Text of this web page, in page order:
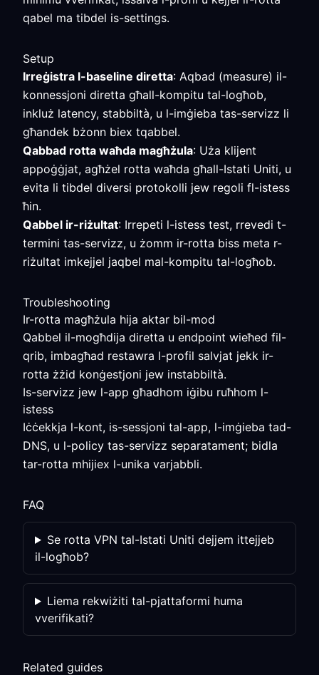
qabel ma tibdel is-settings.
Setup
Irreġistra l-baseline diretta: Aqbad (measure) il-
konnessjoni diretta għall-kompitu tal-logħob,
inkluż latency, stabbiltà, u l-imġieba tas-servizz li
għandek bżonn biex tqabbel.
Qabbad rotta waħda magħżula: Uża klijent
appoġġjat, agħżel rotta waħda għall-Istati Uniti, u
evita li tibdel diversi protokolli jew regoli fl-istess
ħin.
Qabbel ir-riżultat: Irrepeti l-istess test, rrevedi t-
termini tas-servizz, u żomm ir-rotta biss meta r-
riżultat imkejjel jaqbel mal-kompitu tal-logħob.
Troubleshooting
Ir-rotta magħżula hija aktar bil-mod
Qabbel il-mogħdija diretta u endpoint wieħed fil-
qrib, imbagħad restawra l-profil salvjat jekk ir-
rotta żżid konġestjoni jew instabbiltà.
Is-servizz jew l-app għadhom iġibu ruħhom l-
istess
Iċċekkja l-kont, is-sessjoni tal-app, l-imġieba tad-
DNS, u l-policy tas-servizz separatament; bidla
tar-rotta mhijiex l-unika varjabbli.
FAQ
Se rotta VPN tal-Istati Uniti dejjem ittejjeb
il-logħob?
Liema rekwiżiti tal-pjattaformi huma
vverifikati?
Related guides